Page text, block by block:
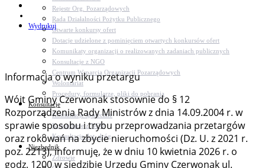
Rejestr Org. Pozarządowych
Rada Działalności Pożytku Publicznego
Otwarte konkursy ofert
Dotacje udzielone z pominięciem otwartych konkursów ofert
Komunikaty organizacji o realizowanych zadaniach publicznych
Konsultacje z NGO
Centrum Wsparcia Organizacji Pozarządowych
Wolontariat
Procedury, formularze, pliki do pobrania
Konsultacje
Konsultacje społeczne
Konsultacje z NGO
Konsultacje dot. dróg
Niezbędnik
Zdrowie
Wydrukuj
Informacja o wyniku przetargu
Wójt Gminy Czerwonak stosownie do § 12
Rozporządzenia Rady Ministrów z dnia 14.09.2004 r. w
sprawie sposobu i trybu przeprowadzania przetargów
oraz rokowań na zbycie nieruchomości (Dz. U. z 2021 r.
poz. 2213), informuję, że w dniu 10 kwietnia 2026 r. o
godz. 1200 w siedzibie Urzędu Gminy Czerwonak ul.